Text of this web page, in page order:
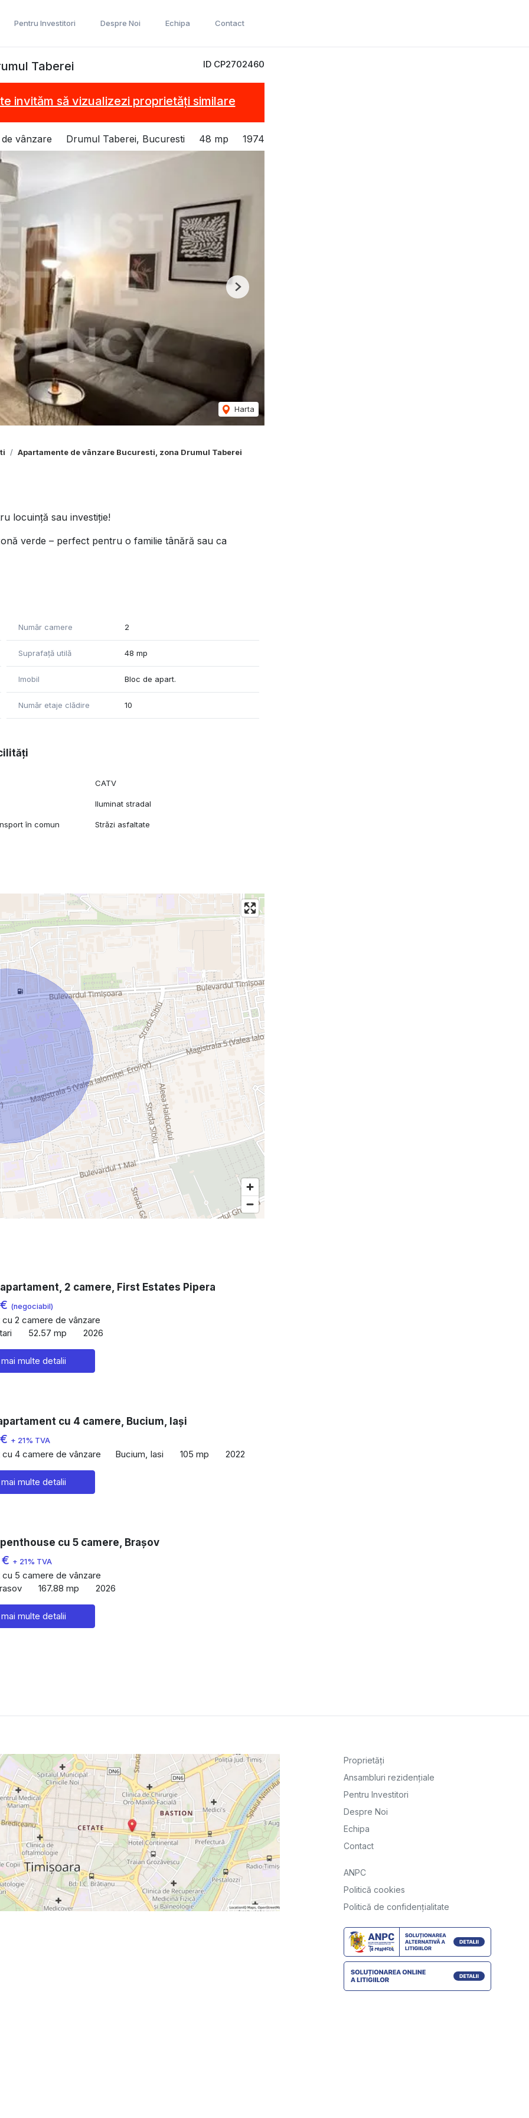
Pentru Investitori Despre Noi Echipa Contact
ID CP2702460
Taberei
te invităm să vizualizezi proprietăți similare
vânzare Drumul Taberei, Bucuresti 48 mp 1974
Harta
Next
Apartamente de vânzare Bucuresti, zona Drumul Taberei
locuință sau investiție!
verde – perfect pentru o familie tânără sau ca
Număr camere 2
Suprafață utilă 48 mp
Imobil Bloc de apart.
Număr etaje clădire 10
CATV
Iluminat stradal
în comun Străzi asfaltate
2 camere, First Estates Pipera
(negociabil)
2 camere de vânzare
52.57 mp 2026
multe detalii
cu 4 camere, Bucium, Iași
+ 21% TVA
4 camere de vânzare Bucium, Iasi 105 mp 2022
multe detalii
cu 5 camere, Brașov
+ 21% TVA
5 camere de vânzare
167.88 mp 2026
multe detalii
Proprietăți
Ansambluri rezidențiale
Pentru Investitori
Despre Noi
Echipa
Contact
ANPC
Politică cookies
Politică de confidențialitate